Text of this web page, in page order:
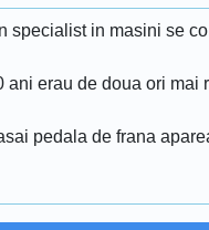
specialist in masini se
ani erau de doua ori
pedala de frana